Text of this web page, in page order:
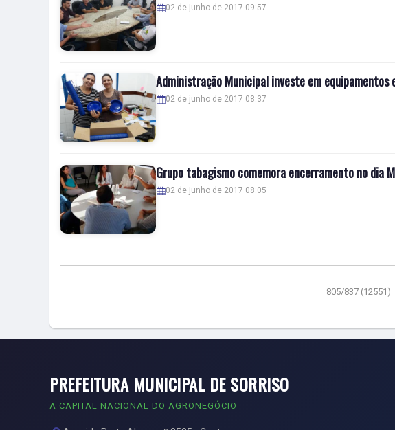
02 de junho de 2017 09:57
Administração Municipal investe em
02 de junho de 2017 08:37
Grupo tabagismo comemora encerramento no dia
02 de junho de 2017 08:05
805/837 (12551)
PREFEITURA MUNICIPAL DE SORRISO
A CAPITAL NACIONAL DO AGRONEGÓCIO